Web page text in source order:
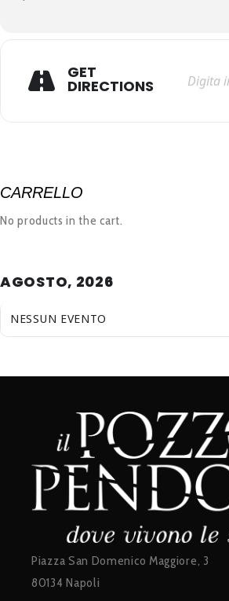
GET
DIRECTIONS
CARRELLO
No products in the cart.
AGOSTO, 2026
NESSUN EVENTO
Piazza San Domenico Maggiore, 3
80134 Napoli